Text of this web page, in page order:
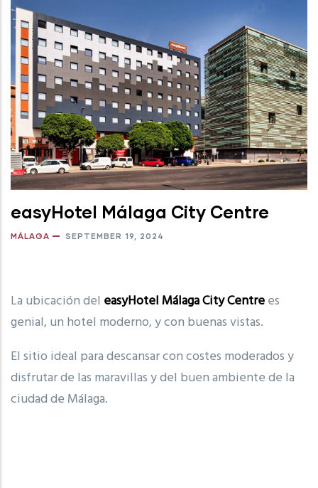
easyHotel Málaga City Centre
MÁLAGA SEPTEMBER 19, 2024
La ubicación del easyHotel Málaga City Centrees
genial, un hotel moderno, y con buenas vistas.
El sitio ideal para descansar con costes moderados y
disfrutar de las maravillas y del buen ambiente de la
ciudad de Málaga.